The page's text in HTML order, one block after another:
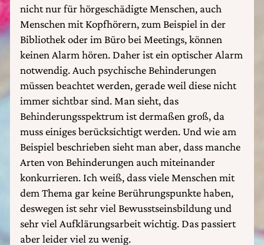
nicht nur für hörgeschädigte Menschen, auch
Menschen mit Kopfhörern, zum Beispiel in der
Bibliothek oder im Büro bei Meetings, können
keinen Alarm hören. Daher ist ein optischer Alarm
notwendig. Auch psychische Behinderungen
müssen beachtet werden, gerade weil diese nicht
immer sichtbar sind. Man sieht, das
Behinderungsspektrum ist dermaßen groß, da
muss einiges berücksichtigt werden. Und wie am
Beispiel beschrieben sieht man aber, dass manche
Arten von Behinderungen auch miteinander
konkurrieren. Ich weiß, dass viele Menschen mit
dem Thema gar keine Berührungspunkte haben,
deswegen ist sehr viel Bewusstseinsbildung und
sehr viel Aufklärungsarbeit wichtig. Das passiert
aber leider viel zu wenig.